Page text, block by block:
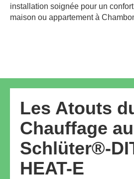
installation soignée pour un
maison ou appartement à
Les Atouts
Chauffage
Schlüter®-
HEAT-E